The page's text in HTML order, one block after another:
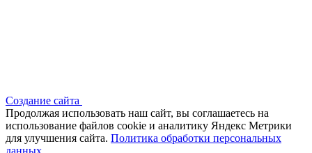
Создание сайта
Продолжая использовать наш сайт, вы соглашаетесь на
использование файлов сооkіе и аналитику Яндекс Метрики
для улучшения сайта. Политика обработки персональных
данных